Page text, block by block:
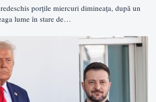
porțile miercuri dimineața, după un
lume în stare de…